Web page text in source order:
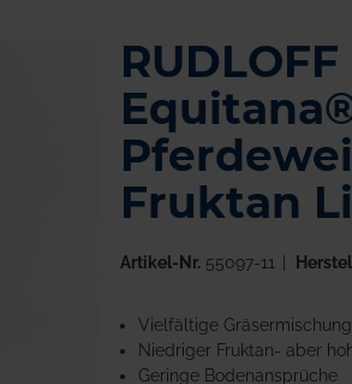
RUDLOFF
Fruktan
Artikel-Nr. 55097-11
Vielfältige
Niedriger Fruktan- aber
Geringe Bodenansprüche